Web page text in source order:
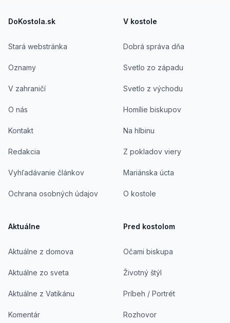
DoKostola.sk
Stará webstránka
Oznamy
V zahraničí
O nás
Kontakt
Redakcia
Vyhľadávanie článkov
Ochrana osobných údajov
Aktuálne
Aktuálne z domova
Aktuálne zo sveta
Aktuálne z Vatikánu
Komentár
V kostole
Dobrá správa dňa
Svetlo zo západu
Svetlo z východu
Homílie biskupov
Na hlbinu
Z pokladov viery
Mariánska úcta
O kostole
Pred kostolom
Očami biskupa
Životný štýl
Príbeh / Portrét
Rozhovor